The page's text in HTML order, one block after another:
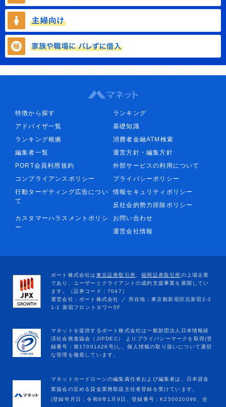
特徴から探す
ランキング
アドバイザ一覧
基礎知識
ランキング根拠
消費者金融ATM検索
編集者一覧
運営方針・編集方針
PORT会員利用規約
外部サービスの利用について
コンプライアンスポリシー
プライバシーポリシー
行動ターゲティング広告につい
て
情報セキュリティポリシー
反社会的勢力排除ポリシー
カスタマーハラスメントポリシ
ー
お問い合わせ
運営会社情報
マネットカードローンの編集責任者および編集者は、日本貸金
業協会の定める貸金業務取扱主任者登録を受けています。
(登録年月日：令和8年1月9日、登録番号：K250020096、合